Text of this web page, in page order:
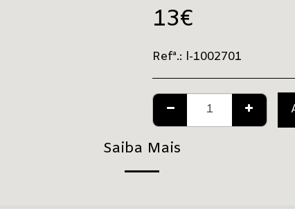
13€
Refª.: l-1002701
Saiba Mais